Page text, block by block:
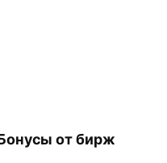
от бирж